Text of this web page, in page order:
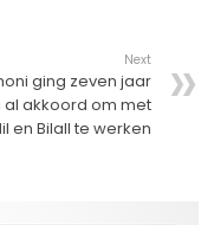
Next
ging zeven jaar
akkoord om met
en Bilall te werken